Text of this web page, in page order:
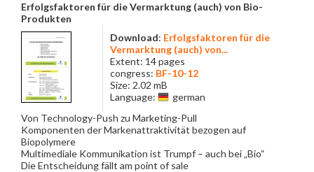
Erfolgsfaktoren für die Vermarktung (auch) von Bio-
Produkten
Download: Erfolgsfaktoren für die
Vermarktung (auch) von...
Extent: 14 pages
congress: BF-10-12
Size: 2.02 mB
Language:
german
Von Technology-Push zu Marketing-Pull
Komponenten der Markenattraktivität bezogen auf
Biopolymere
Multimediale Kommunikation ist Trumpf – auch bei „Bio“
Die Entscheidung fällt am point of sale